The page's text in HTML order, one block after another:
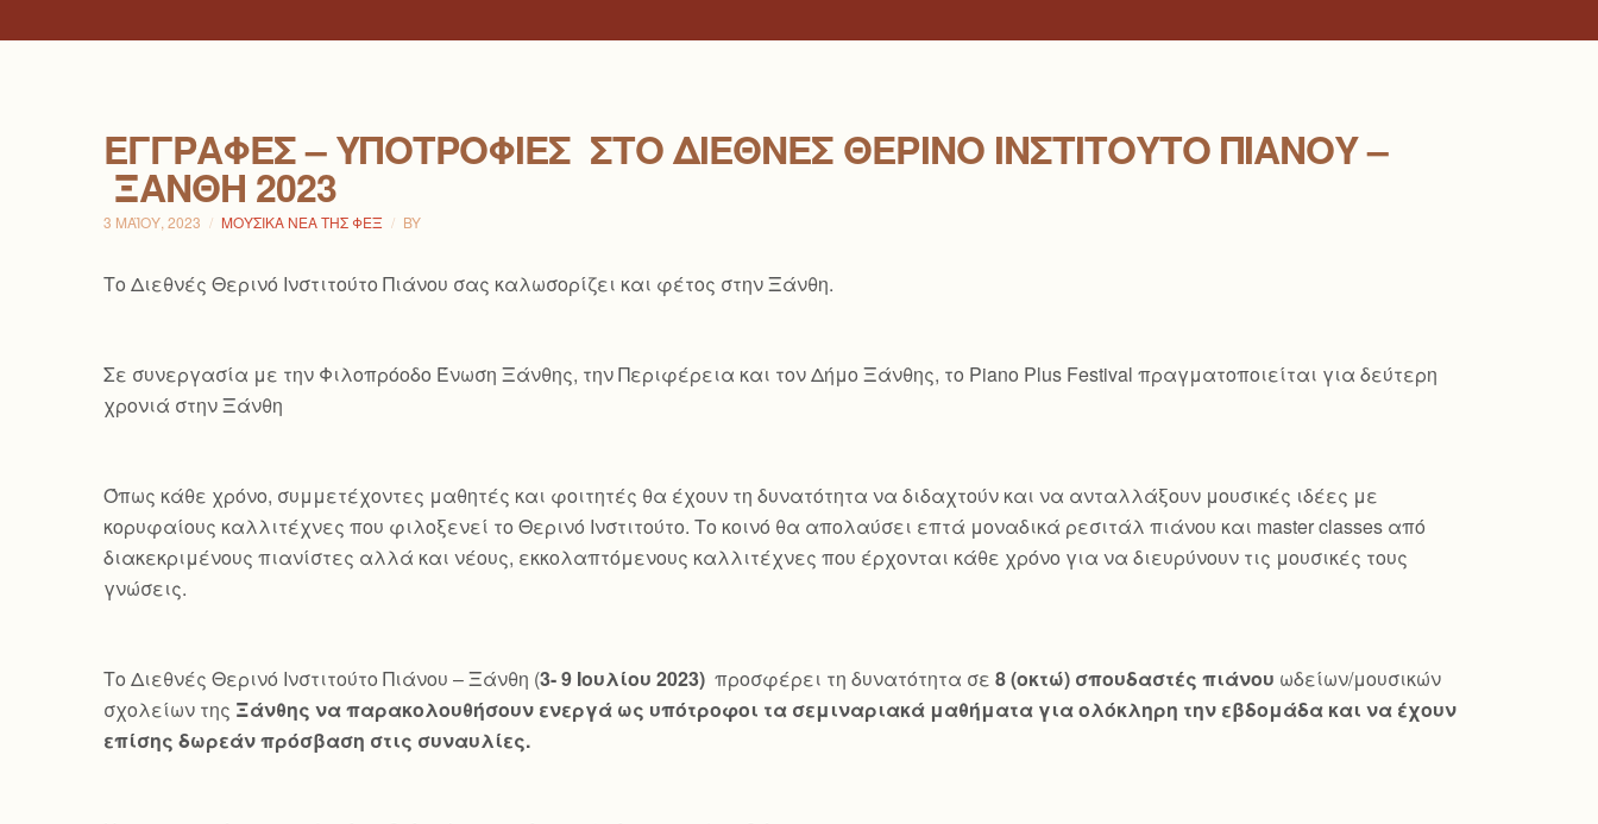
ΕΓΓΡΑΦΈΣ – ΥΠΟΤΡΟΦΊΕΣ ΣΤΟ ΔΙΕΘΝΈΣ ΘΕΡΙΝΌ ΙΝΣΤΙΤΟΎΤΟ ΠΙΆΝΟΥ –
ΞΆΝΘΗ 2023
3 ΜΑΪ́ΟΥ, 2023 ΜΟΥΣΙΚΆ ΝΈΑ ΤΗΣ ΦΕΞ BY
Το Διεθνές Θερινό Ινστιτούτο Πιάνου σας καλωσορίζει και φέτος στην Ξάνθη.
Σε συνεργασία με την Φιλοπρόοδο Ένωση Ξάνθης, την Περιφέρεια και τον Δήμο Ξάνθης, το Piano Plus Festival πραγματοποιείται για δεύτερη
χρονιά στην Ξάνθη
Όπως κάθε χρόνο, συμμετέχοντες μαθητές και φοιτητές θα έχουν τη δυνατότητα να διδαχτούν και να ανταλλάξουν μουσικές ιδέες με
κορυφαίους καλλιτέχνες που φιλοξενεί το Θερινό Ινστιτούτο. Το κοινό θα απολαύσει επτά μοναδικά ρεσιτάλ πιάνου και master classes από
διακεκριμένους πιανίστες αλλά και νέους, εκκολαπτόμενους καλλιτέχνες που έρχονται κάθε χρόνο για να διευρύνουν τις μουσικές τους
γνώσεις.
Το Διεθνές Θερινό Ινστιτούτο Πιάνου – Ξάνθη (3- 9 Ιουλίου 2023) προσφέρει τη δυνατότητα σε 8 (οκτώ) σπουδαστές πιάνου ωδείων/μουσικών
σχολείων της Ξάνθης να παρακολουθήσουν ενεργά ως υπότροφοι τα σεμιναριακά μαθήματα για ολόκληρη την εβδομάδα και να έχουν
επίσης δωρεάν πρόσβαση στις συναυλίες.